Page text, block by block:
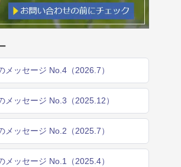
メッセージ No.4（2026.7）
メッセージ No.3（2025.12）
メッセージ No.2（2025.7）
メッセージ No.1（2025.4）